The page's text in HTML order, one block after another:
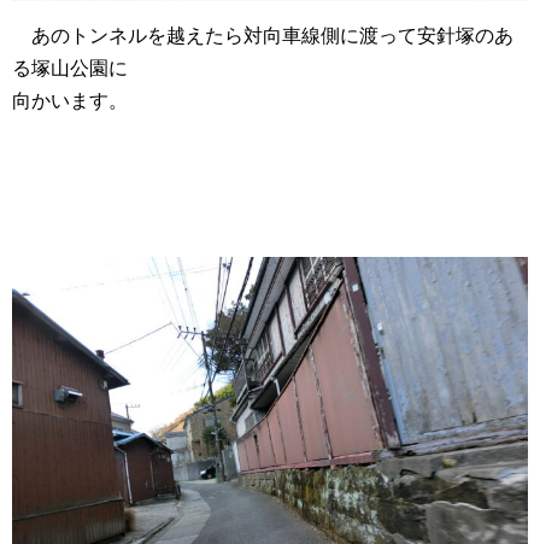
あのトンネルを越えたら対向車線側に渡って安針塚のあ
る塚山公園に
向かいます。